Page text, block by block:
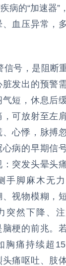
病的“加速器”
、血压异常，
信号，是阻断
发出的预警
短，休息后
可放射至左
心悸，脉搏
病的早期信
突发头晕头
手脚麻木无
视物模糊，
突然下降、
梗的前兆。
胸痛持续超
痛呕吐、肢